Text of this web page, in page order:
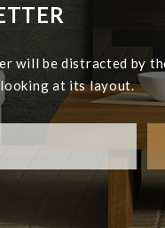
will be distracted by
at its layout.